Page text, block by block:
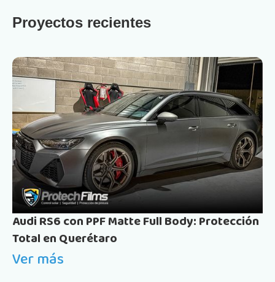
Proyectos recientes
Audi RS6 con PPF Matte Full Body: Protección
Total en Querétaro
Ver más